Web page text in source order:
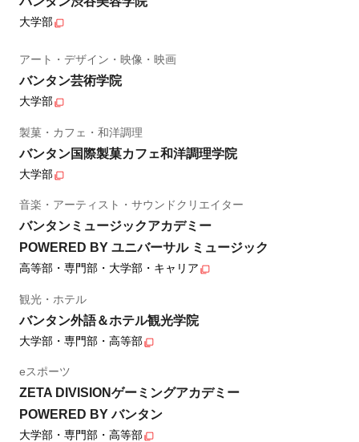
大学部
アート・デザイン・映像・映画
バンタン芸術学院
大学部
製菓・カフェ・和洋調理
バンタン国際製菓カフェ和洋調理学院
大学部
音楽・アーティスト・サウンドクリエイター
バンタンミュージックアカデミー
POWERED BY ユニバーサル ミュージック
高等部・専門部・大学部・キャリア
観光・ホテル
バンタン外語＆ホテル観光学院
大学部・専門部・高等部
eスポーツ
ZETA DIVISIONゲーミングアカデミー
POWERED BY バンタン
大学部・専門部・高等部